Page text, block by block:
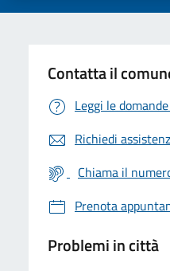
Contatta il
Leggi le
Richiedi
Chiama il
Prenota
Problemi in città